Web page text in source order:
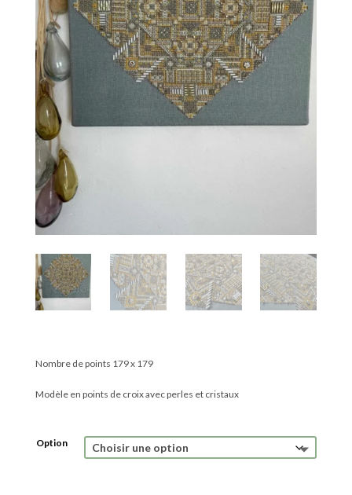
Nombre de points 179 x 179
Modèle en points de croix avec perles et cristaux
Option